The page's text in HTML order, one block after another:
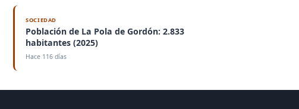
SOCIEDAD
Población de La Pola de Gordón: 2.833
habitantes (2025)
Hace 116 días